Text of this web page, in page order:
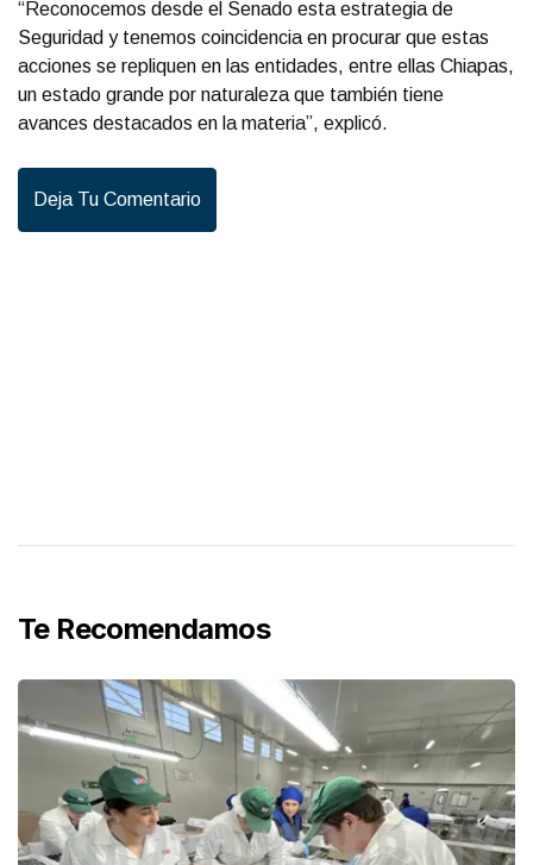
“Reconocemos desde el Senado esta estrategia de
Seguridad y tenemos coincidencia en procurar que estas
acciones se repliquen en las entidades, entre ellas Chiapas,
un estado grande por naturaleza que también tiene
avances destacados en la materia”, explicó.
Deja Tu Comentario
Te Recomendamos